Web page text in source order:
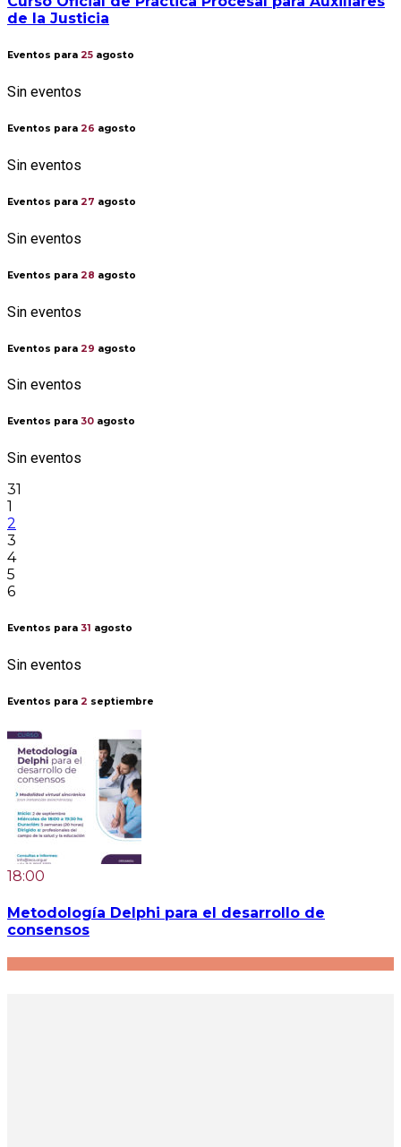
de la Justicia
Eventos para 25 agosto
Sin eventos
Eventos para 26 agosto
Sin eventos
Eventos para 27 agosto
Sin eventos
Eventos para 28 agosto
Sin eventos
Eventos para 29 agosto
Sin eventos
Eventos para 30 agosto
Sin eventos
31
1
2
3
4
5
6
Eventos para 31 agosto
Sin eventos
Eventos para 2 septiembre
18:00
Metodología Delphi para el desarrollo de
consensos